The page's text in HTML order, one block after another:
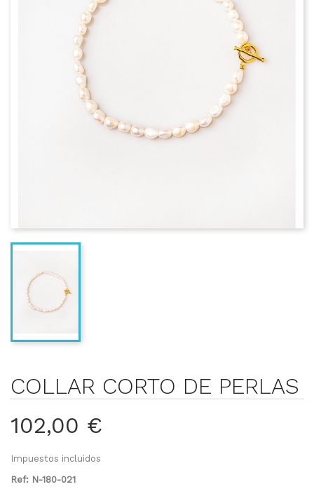
COLLAR CORTO DE PERLAS
102,00 €
Impuestos incluidos
Ref: N-180-021